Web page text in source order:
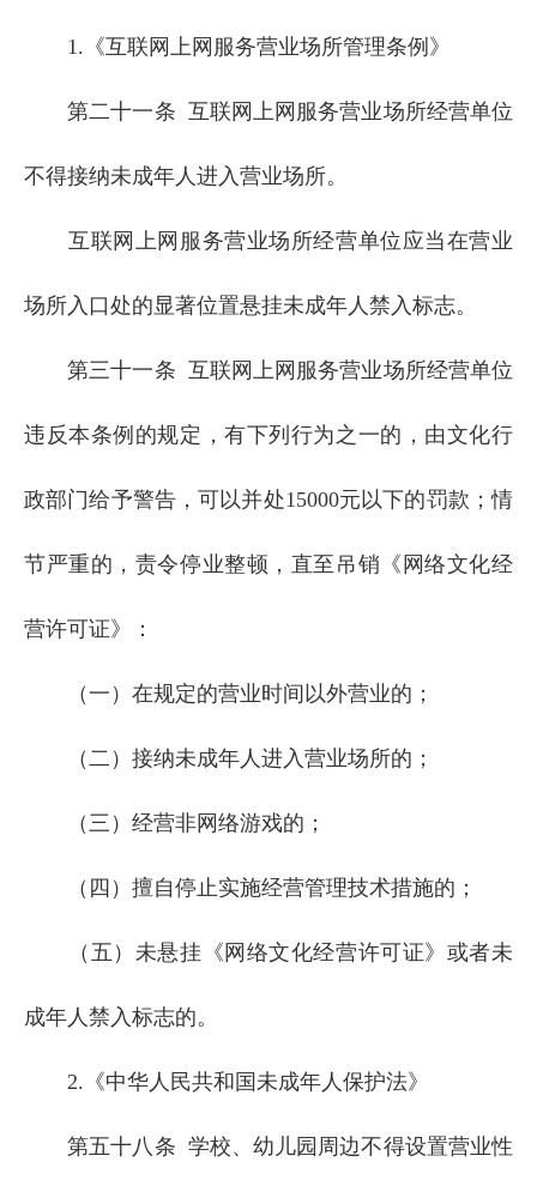
1.《互联网上网服务营业场所管理条例》
第二十一条 互联网上网服务营业场所经营单位
不得接纳未成年人进入营业场所。
互联网上网服务营业场所经营单位应当在营业
场所入口处的显著位置悬挂未成年人禁入标志。
第三十一条 互联网上网服务营业场所经营单位
违反本条例的规定，有下列行为之一的，由文化行
政部门给予警告，可以并处15000元以下的罚款；情
节严重的，责令停业整顿，直至吊销《网络文化经
营许可证》：
（一）在规定的营业时间以外营业的；
（二）接纳未成年人进入营业场所的；
（三）经营非网络游戏的；
（四）擅自停止实施经营管理技术措施的；
（五）未悬挂《网络文化经营许可证》或者未
成年人禁入标志的。
2.《中华人民共和国未成年人保护法》
第五十八条 学校、幼儿园周边不得设置营业性